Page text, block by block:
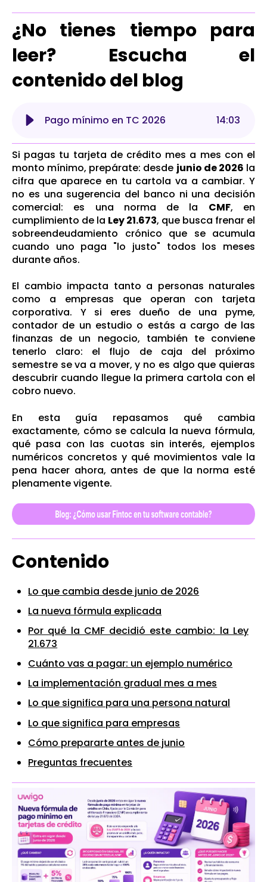
¿No tienes tiempo para
leer? Escucha el
contenido del blog
Pago mínimo en TC 2026 14:03
Si pagas tu tarjeta de crédito mes a mes con el
monto mínimo, prepárate: desde junio de 2026 la
cifra que aparece en tu cartola va a cambiar. Y
no es una sugerencia del banco ni una decisión
comercial: es una norma de la
CMF, en
cumplimiento de la Ley 21.673, que busca frenar el
sobreendeudamiento crónico que se acumula
cuando uno paga "lo justo" todos los meses
durante años.
El cambio impacta tanto a personas naturales
como a empresas que operan con tarjeta
corporativa. Y si eres dueño de una pyme,
contador de un estudio o estás a cargo de las
finanzas de un negocio, también te conviene
tenerlo claro: el flujo de caja del próximo
semestre se va a mover, y no es algo que quieras
descubrir cuando llegue la primera cartola con el
cobro nuevo.
En esta guía repasamos qué cambia
exactamente, cómo se calcula la nueva fórmula,
qué pasa con las cuotas sin interés, ejemplos
numéricos concretos y qué movimientos vale la
pena hacer ahora, antes de que la norma esté
plenamente vigente.
Contenido
Lo que cambia desde junio de 2026
La nueva fórmula explicada
Por qué la CMF decidió este cambio: la Ley
21.673
Cuánto vas a pagar: un ejemplo numérico
La implementación gradual mes a mes
Lo que significa para una persona natural
Lo que significa para empresas
Cómo prepararte antes de junio
Preguntas frecuentes